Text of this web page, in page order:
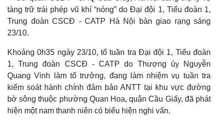
Thế giới
Quan sát
Cuộc sống đó đây
Video
tàng trữ trái phép vũ khí “nóng” do Đại đội 1, Tiểu đoàn 1,
Trung đoàn CSCĐ - CATP Hà Nội bàn giao rạng sáng
23/10.
Khoảng 0h35 ngày 23/10, tổ tuần tra Đại đội 1, Tiểu đoàn
1, Trung đoàn CSCĐ - CATP do Thượng úy Nguyễn
Quang Vinh làm tổ trưởng, đang làm nhiệm vụ tuần tra
kiểm soát hành chính đảm bảo ANTT tại khu vực đường
bờ sông thuộc phường Quan Hoa, quận Cầu Giấy, đã phát
hiện một nam thanh niên có biểu hiện nghi vấn.